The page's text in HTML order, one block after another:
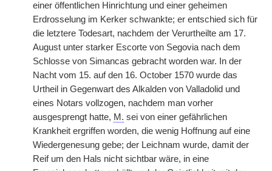
einer öffentlichen Hinrichtung und einer geheimen
Erdrosselung im Kerker schwankte; er entschied sich für
die letztere Todesart, nachdem der Verurtheilte am 17.
August unter starker Escorte von Segovia nach dem
Schlosse von Simancas gebracht worden war. In der
Nacht vom 15. auf den 16. October 1570 wurde das
Urtheil in Gegenwart des Alkalden von Valladolid und
eines Notars vollzogen, nachdem man vorher
ausgesprengt hatte, M. sei von einer gefährlichen
Krankheit ergriffen worden, die wenig Hoffnung auf eine
Wiedergenesung gebe; der Leichnam wurde, damit der
Reif um den Hals nicht sichtbar wäre, in eine